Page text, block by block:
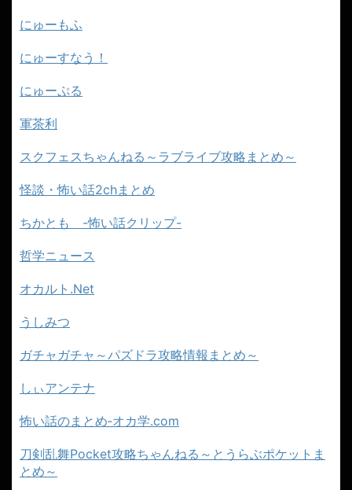
にゅーもふ
にゅーすなう！
にゅーぷる
軍茶利
スクフェスちゃんねる～ラブライブ攻略まとめ～
怪談・怖い話2chまとめ
ちかとも -怖い話クリップ-
哲学ニュース
オカルト.Net
うしみつ
ガチャガチャ～パズドラ攻略情報まとめ～
しぃアンテナ
怖い話のまとめ‐オカ学.com
刀剣乱舞Pocket攻略ちゃんねる～とうらぶポケットま
とめ～